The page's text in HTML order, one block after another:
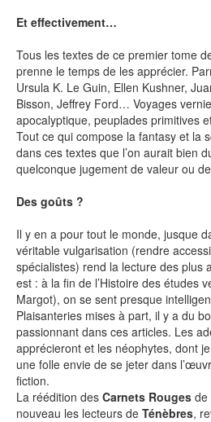
CONVENTION
SPECTACLE
DÉBAT
EMISSION
AUTEURS&
EDITEURS & COLLECTIONS
LES PARUTIONS/SORTIES
NEWSLETTER
En indiquant votre adresse mail ci-dessus, vous
part d'Actusf. Vous pouvez vous désinscrire à
désinscription.
Et effectivement…
Tous les textes de ce premier tome
prenne le temps de les apprécier.
Ursula K. Le Guin, Ellen Kushner,
Bisson, Jeffrey Ford… Voyages
apocalyptique, peuplades primitives
Tout ce qui compose la fantasy et la
dans ces textes que l’on aurait bien
quelconque jugement de valeur ou
Des goûts ?
Il y en a pour tout le monde, jusque
véritable vulgarisation (rendre
spécialistes) rend la lecture des plus
est : à la fin de l’Histoire des études
Margot), on se sent presque
Plaisanteries mises à part, il y a du
passionnant dans ces articles. Les
apprécieront et les néophytes, dont
une folle envie de se jeter dans
fiction.
La réédition des Carnets Rouges de
nouveau les lecteurs de Ténèbres,